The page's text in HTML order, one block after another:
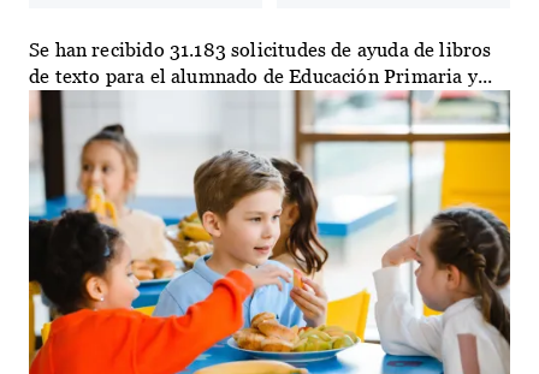
Se han recibido 31.183 solicitudes de ayuda de libros
de texto para el alumnado de Educación Primaria y...